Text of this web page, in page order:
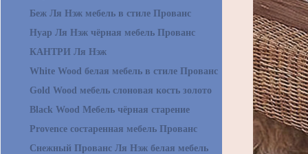
Беж Ля Нэж мебель в стиле Прованс
Нуар Ля Нэж чёрная мебель Прованс
КАНТРИ Ля Нэж
White Wood белая мебель в стиле Прованс
Gold Wood мебель слоновая кость золото
Black Wood Мебель чёрная старение
Provence состаренная мебель Прованс
Снежный Прованс Ля Нэж белая мебель